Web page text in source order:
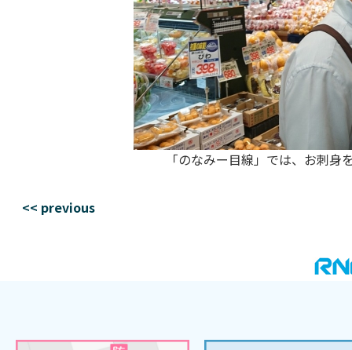
「のなみー目線」では、お刺
<< previous